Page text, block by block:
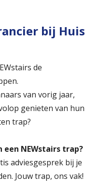
bij Huis
de
van vorig jaar,
genieten van hun
trap?
NEWstairs trap?
adviesgesprek bij je
Jouw trap, ons vak!